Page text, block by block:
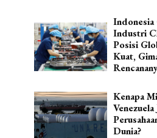
Indonesia
Industri
Posisi
Kuat,
Kenapa
Dunia?